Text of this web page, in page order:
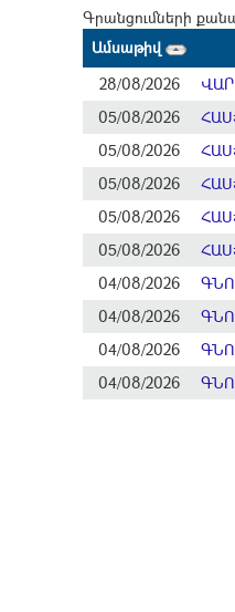
Գրանցումների
Ամսաթիվ
28/08/2026
05/08/2026
05/08/2026
05/08/2026
05/08/2026
05/08/2026
04/08/2026
04/08/2026
04/08/2026
04/08/2026